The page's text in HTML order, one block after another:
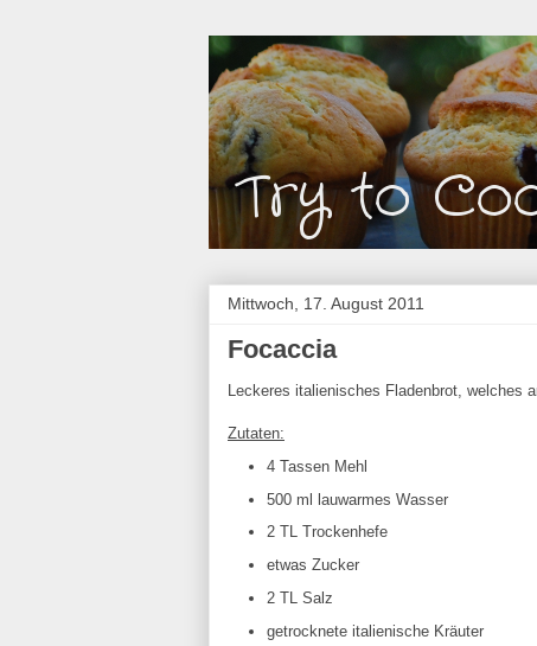
Mittwoch, 17. August 2011
Focaccia
Leckeres italienisches Fladenbrot, welches
Zutaten:
4 Tassen Mehl
500 ml lauwarmes Wasser
2 TL Trockenhefe
etwas Zucker
2 TL Salz
getrocknete italienische Kräuter